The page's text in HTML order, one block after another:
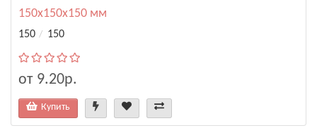
150х150х150 мм
150 150
от 9.20р.
Купить